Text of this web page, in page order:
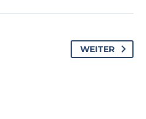
WEITER